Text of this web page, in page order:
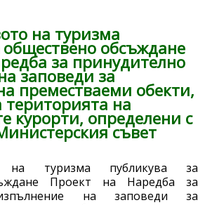
определяне на местата за
разполагане на палатки,
или каравани в зона "а" и в
"б" извън територията на морските
пясъчните дюни и
къмпинги
на туризма
обществено обсъждане
за принудително
заповеди за
преместваеми обекти,
територията на
курорти, определени с
съвет
на туризма публикува за
Проект на Наредба за
на заповеди за